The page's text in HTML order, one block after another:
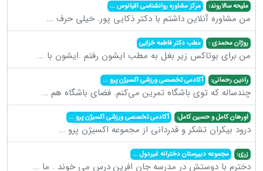
ملیحه سالاروند: مرکز مشاوره روانشناسی اقیانوس...
من مشاوره آنلاین داشتم با دکتر ذکایی پور. خیلی حرف ...
روژان محمدی : مطب دکتر فاطمه خزایی
من برای بوتاکس زیر بغل به مطب ایشون رفتم .ایشون با ...
رادین رحمانی: آکادمی تخصصی ورزشی اکسیژن پرو...
چندساله که توی باشگاه تمرین می‌کنم. فضای باشگاه هم ...
اورهان کامل و حسین کامل: آکادمی تخصصی ورزشی اکسیژن پرو...
درود بیکران تشکر و قدردانی از مجموعه اکسیژن پرو ...
زری: مجموعه دبیرستان دخترانه غیردول...
دخترم با دوستش در مدرسه جان افرین درس می خوند . ما ...